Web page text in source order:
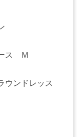
ス Ｍ
ウンドレッス